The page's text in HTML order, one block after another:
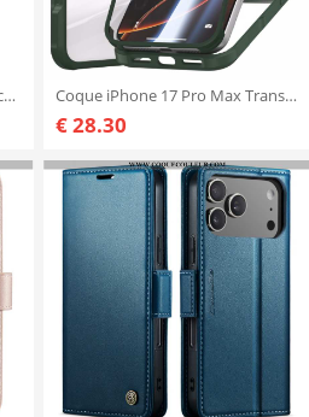
Housse iPhone 17 Pro Max Bocage RFID Texture Autruche Coque iPhone 17 Pro Max Transparente Double Face
€ 28.30